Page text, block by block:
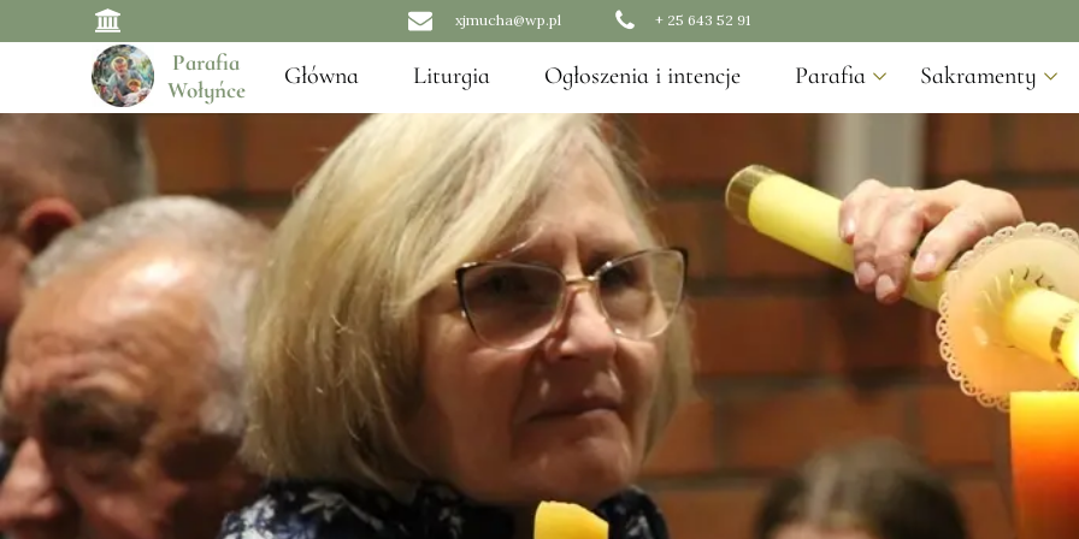
xjmucha@wp.pl + 25 643 52 91
Parafia
Wołyńce
Główna Liturgia Ogłoszenia i intencje Parafia
Historia
Nasza świątynia
Misje Parafialne
Sakramenty
I Komunia św.
Bierzmowanie
Małżeństwo
Namaszczenie